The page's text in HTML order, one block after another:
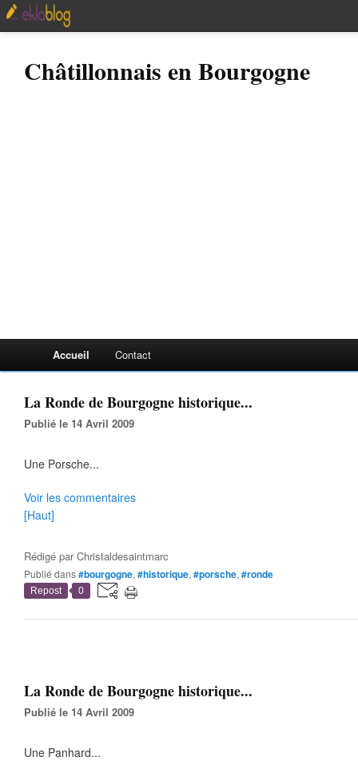
Châtillonnais en Bourgogne
Accueil Contact
La Ronde de Bourgogne historique...
Publié le 14 Avril 2009
Une Porsche...
Voir les commentaires
[Haut]
Rédigé parChristaldesaintmarc
Publié dans#bourgogne, #historique, #porsche, #ronde
Repost 0
La Ronde de Bourgogne historique...
Publié le 14 Avril 2009
Une Panhard...